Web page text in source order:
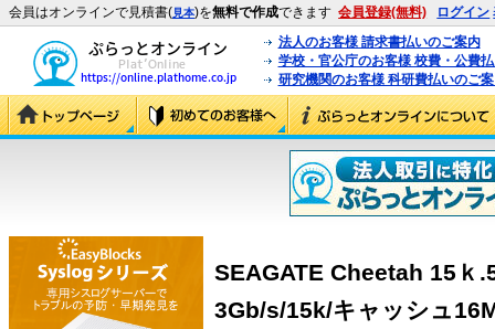
会員はオンラインで見積書(見本)を無料で作成できます 会員登録(無料) ログイン
法人のお客様 請求書払いのご案内
学校・官公庁のお客様 校費・公費
研究機関のお客様 科研費払いのご
SEAGATE Cheetah 15ｋ
3Gb/s/15k/キャッシュ